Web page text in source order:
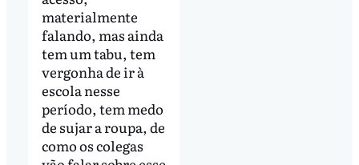
materialmente
falando, mas ainda
tem um tabu, tem
vergonha de ir à
escola nesse
período, tem medo
de sujar a roupa, de
como os colegas